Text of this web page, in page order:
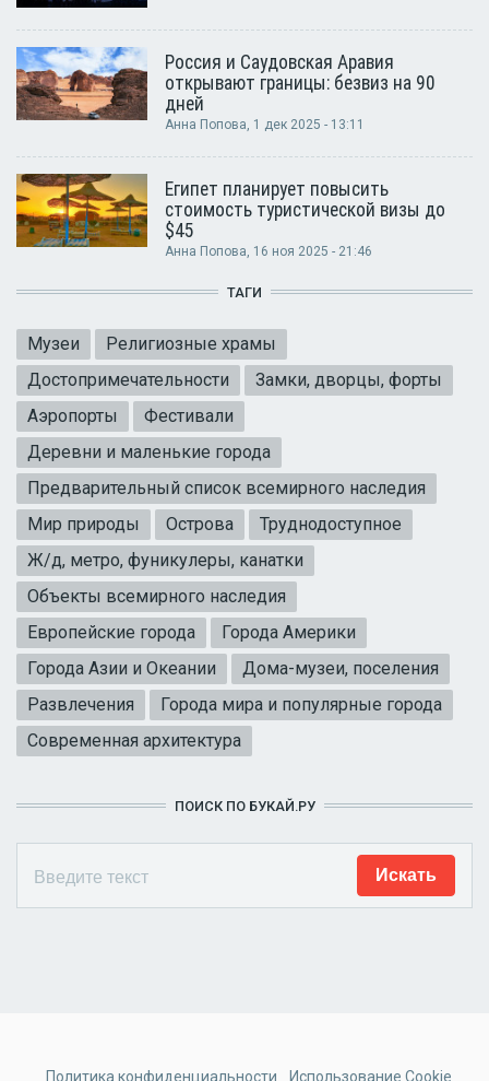
Россия и Саудовская Аравия
открывают границы: безвиз на 90
дней
Анна Попова, 1 дек 2025 - 13:11
Египет планирует повысить
стоимость туристической визы до
$45
Анна Попова, 16 ноя 2025 - 21:46
ТАГИ
Музеи
Религиозные храмы
Достопримечательности
Замки, дворцы, форты
Аэропорты
Фестивали
Деревни и маленькие города
Предварительный список всемирного наследия
Мир природы
Острова
Труднодоступное
Ж/д, метро, фуникулеры, канатки
Объекты всемирного наследия
Европейские города
Города Америки
Города Азии и Океании
Дома-музеи, поселения
Развлечения
Города мира и популярные города
Современная архитектура
ПОИСК ПО БУКАЙ.РУ
Политика конфиденциальности Использование Cookie